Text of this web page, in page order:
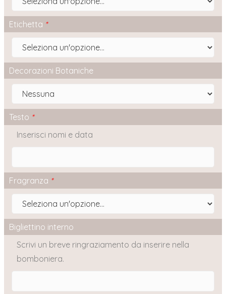
Etichetta *
Decorazioni Botaniche
Testo *
Inserisci nomi e data
Fragranza *
Bigliettino interno
Scrivi un breve ringraziamento da inserire nella
bomboniera.